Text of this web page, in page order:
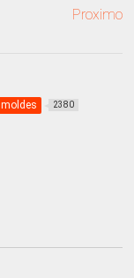
Proximo
moldes 2380